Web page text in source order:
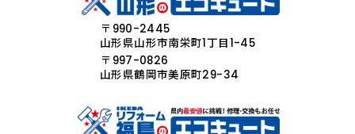
〒990-2445
山形県山形市南栄町1丁目1-45
〒997-0826
山形県鶴岡市美原町29-34